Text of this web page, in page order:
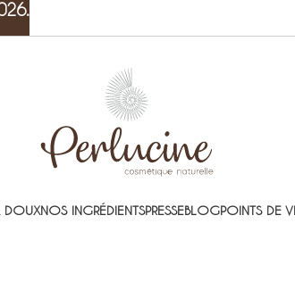
DOUXNOS INGRÉDIENTSPRESSEBLOGPOINTS DE